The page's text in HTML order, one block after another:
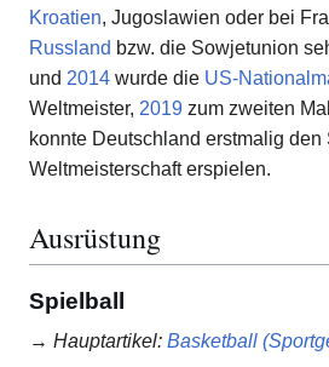
Kroatien, Jugoslawien oder bei
Russland bzw. die Sowjetunion
und 2014 wurde die US-
Weltmeister, 2019 zum zweiten
konnte Deutschland erstmalig den
Weltmeisterschaft erspielen.
Ausrüstung
Spielball
→ Hauptartikel: Basketball